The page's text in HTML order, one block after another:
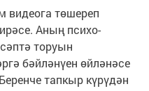
видеога төшереп
Аның психо-
торуын
бәйләнүен өйләнәсе
тапкыр күрүдән